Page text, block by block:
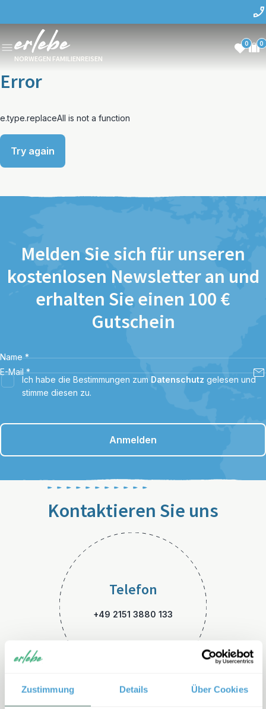
Zustimmung Details Über Cookies
NORWEGEN FAMILIENREISEN
0 0
Error
e.type.replaceAll is not a function
Try again
Melden Sie sich für unseren
kostenlosen Newsletter an und
erhalten Sie einen 100 €
Gutschein
Name *
E-Mail *
Ich habe die Bestimmungen zum Datenschutz gelesen und
stimme diesen zu.
Anmelden
Kontaktieren Sie uns
Telefon
+49 2151 3880 133